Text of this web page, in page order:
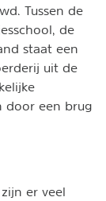
Tussen de
de
staat een
uit de
door een brug
er veel